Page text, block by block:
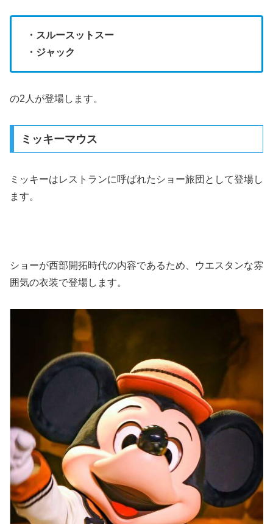
・スルースットスー
・ジャック
の2人が登場します。
ミッキーマウス
ミッキーはレストランに呼ばれたショー旅団として登場し
ます。
ショーが西部開拓時代の内容であるため、ウエスタンな雰
囲気の衣装で登場します。